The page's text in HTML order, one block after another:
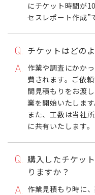
にチケット時間が
セスレポート作成”
チケットはどの
作業や調査にかか
費されます。ご依
間見積もりをお渡
業を開始いたします
また、工数は当社
に共有いたします。
購入したチケッ
りますか？
作業見積もり時に